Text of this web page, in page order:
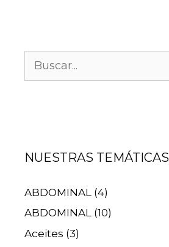
NUESTRAS TEMÁTICAS
ABDOMINAL (4)
ABDOMINAL (10)
Aceites (3)